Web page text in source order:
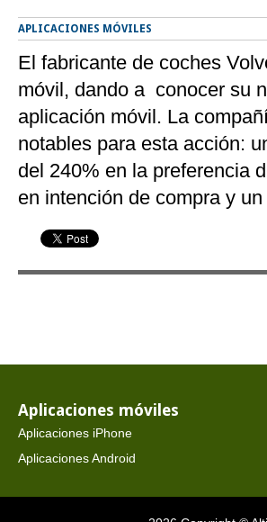
APLICACIONES MÓVILES
El fabricante de coches
móvil, dando a conocer su
aplicación móvil. La
notables para esta acción:
del 240% en la preferencia
en intención de compra y
Aplicaciones móviles
Aplicaciones iPhone
Aplicaciones Android